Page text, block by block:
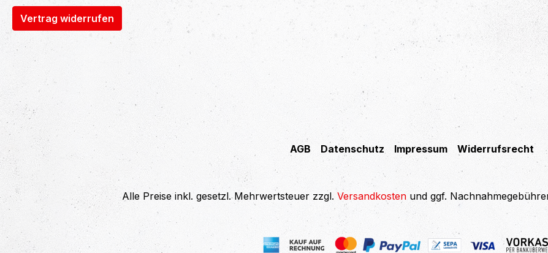
Vertrag widerrufen
AGB Datenschutz Impressum Widerrufsrecht
Alle Preise inkl. gesetzl. Mehrwertsteuer zzgl. Versandkosten und ggf.